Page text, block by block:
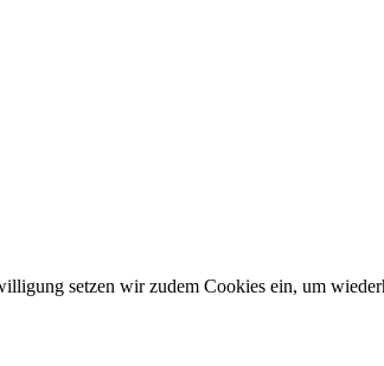
setzen wir zudem Cookies ein, um